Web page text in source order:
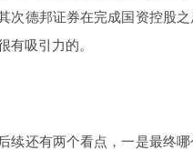
次德邦证券在完成国资控股
有吸引力的。
续还有两个看点，一是最终